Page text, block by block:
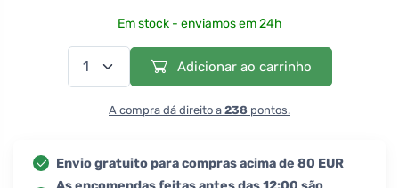
Em stock - enviamos em 24h
Adicionar ao carrinho
A compra dá direito a 238 pontos.
Envio gratuito para compras acima de 80 EUR